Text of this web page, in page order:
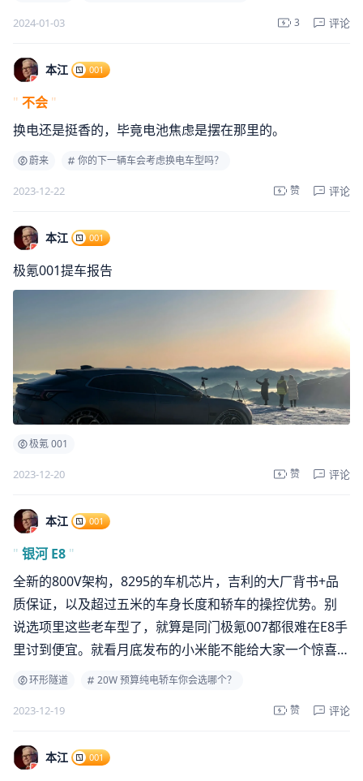
舰产品撑住品牌逼格，虽然说是豪华品牌还不够严谨但是
有希望的就是阿维塔，目前的阿维塔受限于销量，品牌认
可度还不太行，如果有朝一日销量能够成长起来，也能够
在国产新能源豪华品牌里，占据自己的一席之地。
2024-01-03 3 评论
本江 001
" 不会 "
换电还是挺香的，毕竟电池焦虑是摆在那里的。
蔚来 你的下一辆车会考虑换电车型吗？
2023-12-22 赞 评论
本江 001
极氪001提车报告
极氪 001
2023-12-20 赞 评论
本江 001
" 银河 E8 "
全新的800V架构，8295的车机芯片，吉利的大厂背书+品
质保证，以及超过五米的车身长度和轿车的操控优势。别
说选项里这些老车型了，就算是同门极氪007都很难在E8手
里讨到便宜。就看月底发布的小米能不能给大家一个惊喜
了。环形隧道 20W 预算纯电轿车你会选哪个？
2023-12-19 赞 评论
本江 001